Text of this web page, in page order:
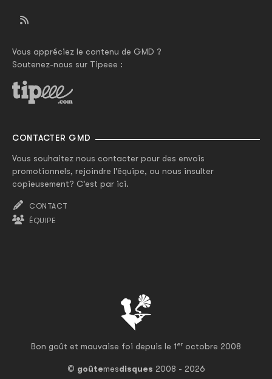
Bon goût et mauvaise foi depuis le 1er octobre 2008
© goûtemesdisques 2008 - 2026
Vous appréciez le contenu de GMD ?
Soutenez-nous sur Tipeee :
CONTACTER GMD
Vous souhaitez nous contacter pour des envois
promotionnels, rejoindre l'équipe, ou nous insulter
copieusement? C'est par ici.
CONTACT
ÉQUIPE